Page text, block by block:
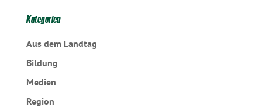
Kategorien
Aus dem Landtag
Bildung
Medien
Region